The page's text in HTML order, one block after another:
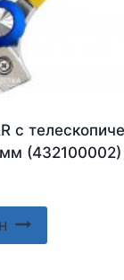
с
(432100002)